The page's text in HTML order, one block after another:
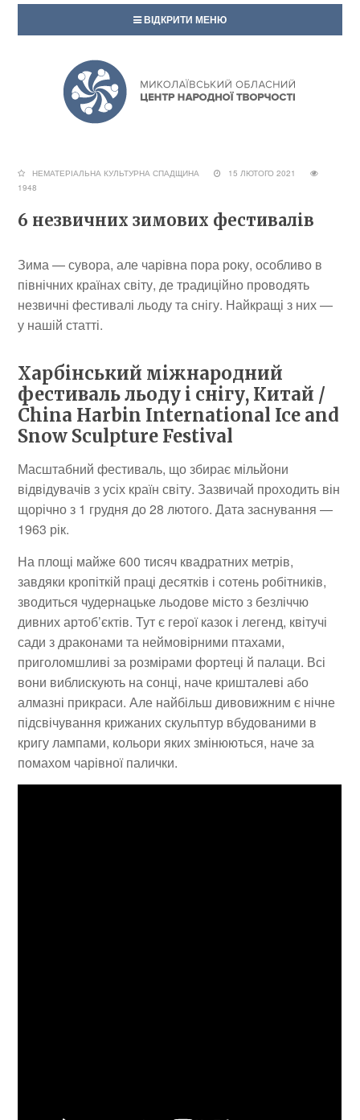
ВІДКРИТИ МЕНЮ
НЕМАТЕРІАЛЬНА КУЛЬТУРНА СПАДЩИНА
15 ЛЮТОГО 2021
1948
6 незвичних зимових фестивалів
Зима — сувора, але чарівна пора року, особливо в
північних країнах світу, де традиційно проводять
незвичні фестивалі льоду та снігу. Найкращі з них —
у нашій статті.
Харбінський міжнародний
фестиваль льоду і снігу, Китай /
China Harbin International Ice and
Snow Sculpture Festival
Масштабний фестиваль, що збирає мільйони
відвідувачів з усіх країн світу. Зазвичай проходить він
щорічно з 1 грудня до 28 лютого. Дата заснування —
1963 рік.
На площі майже 600 тисяч квадратних метрів,
завдяки кропіткій праці десятків і сотень робітників,
зводиться чудернацьке льодове місто з безліччю
дивних артоб’єктів. Тут є герої казок і легенд, квітучі
сади з драконами та неймовірними птахами,
приголомшливі за розмірами фортеці й палаци. Всі
вони виблискують на сонці, наче кришталеві або
алмазні прикраси. Але найбільш дивовижним є нічне
підсвічування крижаних скульптур вбудованими в
кригу лампами, кольори яких змінюються, наче за
помахом чарівної палички.